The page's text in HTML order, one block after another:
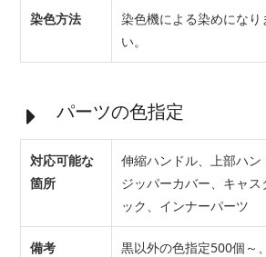
染色方法
染色機による染めになり
い。
パーツの色指定
対応可能な
箇所
伸縮ハンドル、上部ハン
ジッパーカバー、キャス
ック、インナーパーツ
備考
黒以外の色指定500個～